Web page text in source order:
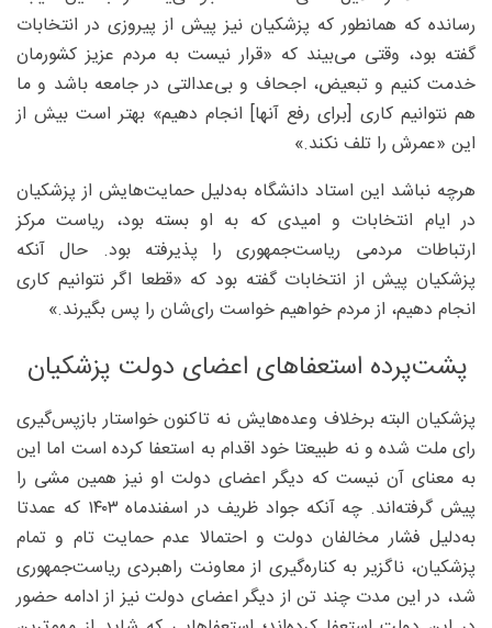
رسانده که همانطور که پزشکیان نیز پیش از پیروزی در انتخابات
گفته بود، وقتی می‌بیند که «قرار نیست به مردم عزیز کشورمان
خدمت کنیم و تبعیض، اجحاف و بی‌عدالتی در جامعه باشد و ما
هم نتوانیم کاری [برای رفع آنها] انجام دهیم» بهتر است بیش از
این «عمرش را تلف نکند.»
هرچه نباشد این استاد دانشگاه به‌دلیل حمایت‌هایش از پزشکیان
در ایام انتخابات و امیدی که به او بسته بود، ریاست مرکز
ارتباطات مردمی ریاست‌جمهوری را پذیرفته بود. حال آنکه
پزشکیان پیش از انتخابات گفته بود که «قطعا اگر نتوانیم کاری
انجام دهیم، از مردم خواهیم خواست رای‌شان را پس بگیرند.»
پشت‌پرده استعفاهای اعضای دولت پزشکیان
پزشکیان البته برخلاف وعده‌هایش نه تاکنون خواستار بازپس‌گیری
رای ملت شده و نه طبیعتا خود اقدام به استعفا کرده است اما این
به معنای آن نیست که دیگر اعضای دولت او نیز همین مشی را
پیش گرفته‌اند. چه آنکه جواد ظریف در اسفندماه ۱۴۰۳ که عمدتا
به‌دلیل فشار مخالفان دولت و احتمالا عدم حمایت تام و تمام
پزشکیان، ناگزیر به کناره‌گیری از معاونت راهبردی ریاست‌جمهوری
شد، در این مدت چند تن از دیگر اعضای دولت نیز از ادامه حضور